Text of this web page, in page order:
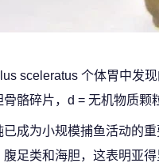
sceleratus 个体胃中发
骨骼碎片，d = 无机物质颗
成为小规模捕鱼活动的
足类和海胆，这表明亚